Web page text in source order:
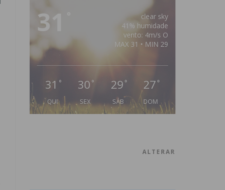
31
clear sky
41% humidade
vento: 4m/s O
MAX 31 • MIN 29
31 °
QUI
30 °
SEX
29 °
SÁB
27 °
DOM
ALTERAR